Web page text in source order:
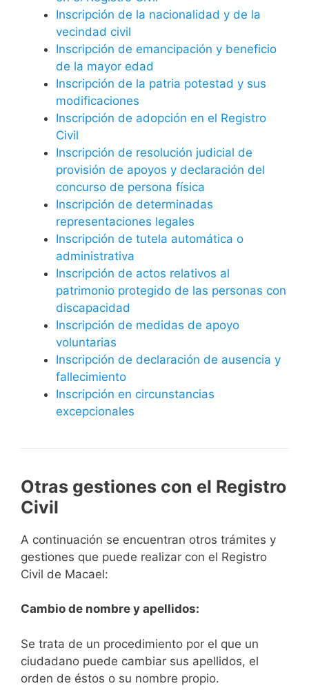
Inscripción de la nacionalidad y de la
vecindad civil
Inscripción de emancipación y beneficio
de la mayor edad
Inscripción de la patria potestad y sus
modificaciones
Inscripción de adopción en el Registro
Civil
Inscripción de resolución judicial de
provisión de apoyos y declaración del
concurso de persona física
Inscripción de determinadas
representaciones legales
Inscripción de tutela automática o
administrativa
Inscripción de actos relativos al
patrimonio protegido de las personas con
discapacidad
Inscripción de medidas de apoyo
voluntarias
Inscripción de declaración de ausencia y
fallecimiento
Inscripción en circunstancias
excepcionales
Otras gestiones con el Registro
Civil
A continuación se encuentran otros trámites y
gestiones que puede realizar con el Registro
Civil de Macael:
Cambio de nombre y apellidos:
Se trata de un procedimiento por el que un
ciudadano puede cambiar sus apellidos, el
orden de éstos o su nombre propio.